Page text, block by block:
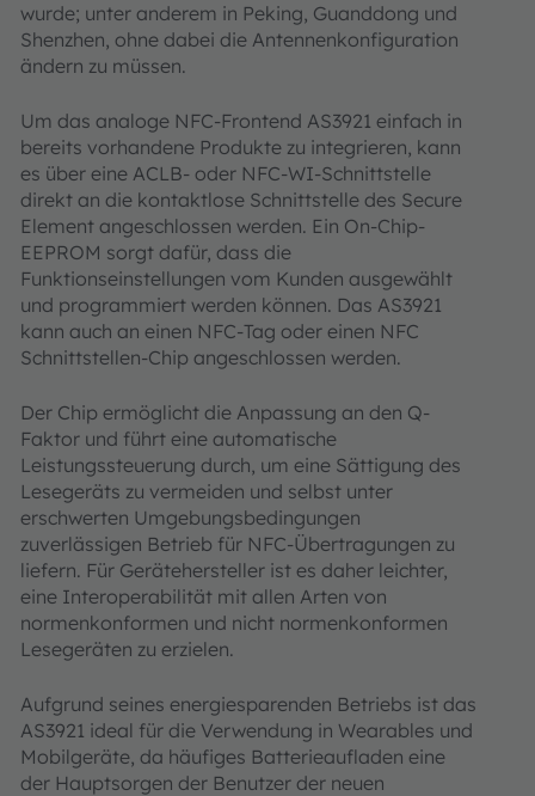
wurde; unter anderem in Peking, Guanddong und
Shenzhen, ohne dabei die Antennenkonfiguration
ändern zu müssen.
Um das analoge NFC-Frontend AS3921 einfach in
bereits vorhandene Produkte zu integrieren, kann
es über eine ACLB- oder NFC-WI-Schnittstelle
direkt an die kontaktlose Schnittstelle des Secure
Element angeschlossen werden. Ein On-Chip-
EEPROM sorgt dafür, dass die
Funktionseinstellungen vom Kunden ausgewählt
und programmiert werden können. Das AS3921
kann auch an einen NFC-Tag oder einen NFC
Schnittstellen-Chip angeschlossen werden.
Der Chip ermöglicht die Anpassung an den Q-
Faktor und führt eine automatische
Leistungssteuerung durch, um eine Sättigung des
Lesegeräts zu vermeiden und selbst unter
erschwerten Umgebungsbedingungen
zuverlässigen Betrieb für NFC-Übertragungen zu
liefern. Für Gerätehersteller ist es daher leichter,
eine Interoperabilität mit allen Arten von
normenkonformen und nicht normenkonformen
Lesegeräten zu erzielen.
Aufgrund seines energiesparenden Betriebs ist das
AS3921 ideal für die Verwendung in Wearables und
Mobilgeräte, da häufiges Batterieaufladen eine
der Hauptsorgen der Benutzer der neuen